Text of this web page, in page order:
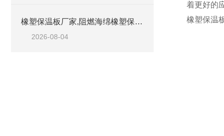
橡塑保温板厂家,阻燃海绵橡塑保温板厂家出售
2026-08-04
着更好的
橡塑保温